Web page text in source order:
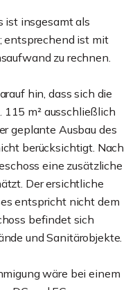
ist insgesamt als
entsprechend ist mit
zu rechnen.
hin, dass sich die
m² ausschließlich
geplante Ausbau des
berücksichtigt. Nach
eine zusätzliche
Der ersichtliche
entspricht nicht dem
befindet sich
und Sanitärobjekte.
wäre bei einem